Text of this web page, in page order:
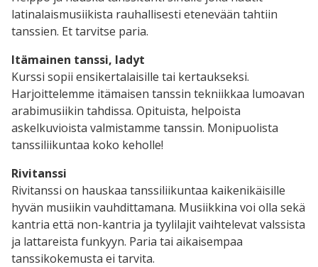
latinalaismusiikista rauhallisesti etenevään tahtiin
tanssien. Et tarvitse paria.
Itämainen tanssi, ladyt
Kurssi sopii ensikertalaisille tai kertaukseksi.
Harjoittelemme itämaisen tanssin tekniikkaa lumoavan
arabimusiikin tahdissa. Opituista, helpoista
askelkuvioista valmistamme tanssin. Monipuolista
tanssiliikuntaa koko keholle!
Rivitanssi
Rivitanssi on hauskaa tanssiliikuntaa kaikenikäisille
hyvän musiikin vauhdittamana. Musiikkina voi olla sekä
kantria että non-kantria ja tyylilajit vaihtelevat valssista
ja lattareista funkyyn. Paria tai aikaisempaa
tanssikokemusta ei tarvita.